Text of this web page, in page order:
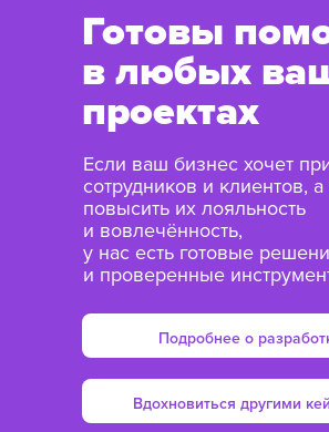
Готовы
в любых
проектах
Если ваш бизнес хочет
сотрудников и клиентов,
повысить их лояльность
и вовлечённость,
у нас есть готовые
и проверенные
Вдохновиться другими
Подробнее о